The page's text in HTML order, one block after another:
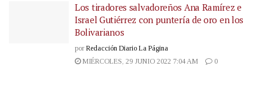
Los tiradores salvadoreños Ana Ramírez e
Israel Gutiérrez con puntería de oro en los
Bolivarianos
por Redacción Diario La Página
MIÉRCOLES, 29 JUNIO 2022 7:04 AM
0